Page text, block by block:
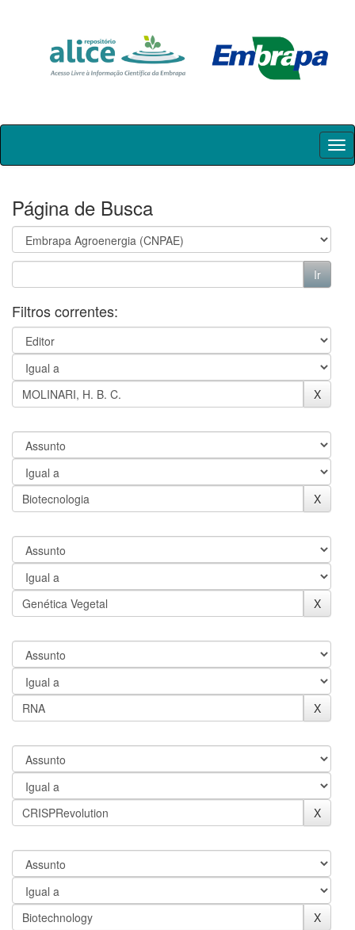
Skip
Página de Busca
Filtros correntes: